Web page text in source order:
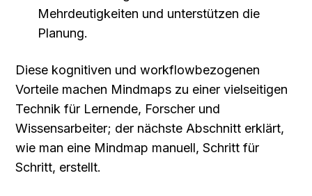
Mehrdeutigkeiten und unterstützen die
Planung.
Diese kognitiven und workflowbezogenen
Vorteile machen Mindmaps zu einer vielseitigen
Technik für Lernende, Forscher und
Wissensarbeiter; der nächste Abschnitt erklärt,
wie man eine Mindmap manuell, Schritt für
Schritt, erstellt.